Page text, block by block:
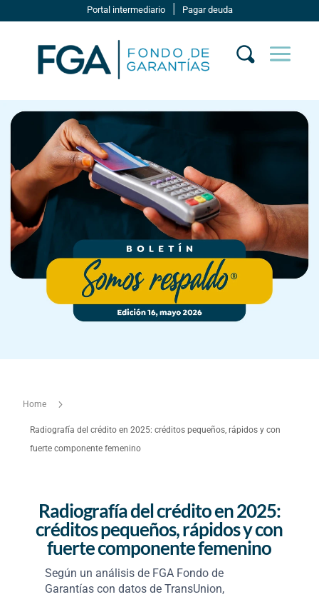
Portal intermediario | Pagar deuda
Home 5
Radiografía del crédito en 2025: créditos pequeños, rápidos y con
fuerte componente femenino
Radiografía del crédito en 2025:
créditos pequeños, rápidos y con
fuerte componente femenino
Según un análisis de FGA Fondo de
Garantías con datos de TransUnion,